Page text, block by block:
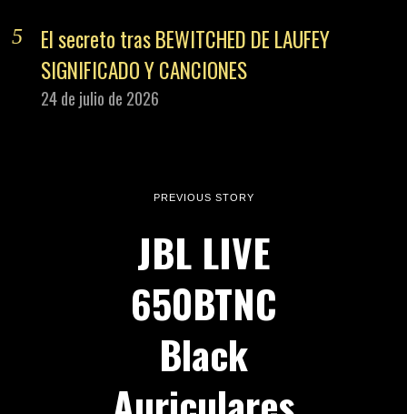
El secreto tras BEWITCHED DE LAUFEY
SIGNIFICADO Y CANCIONES
24 de julio de 2026
PREVIOUS STORY
JBL LIVE
650BTNC
Black